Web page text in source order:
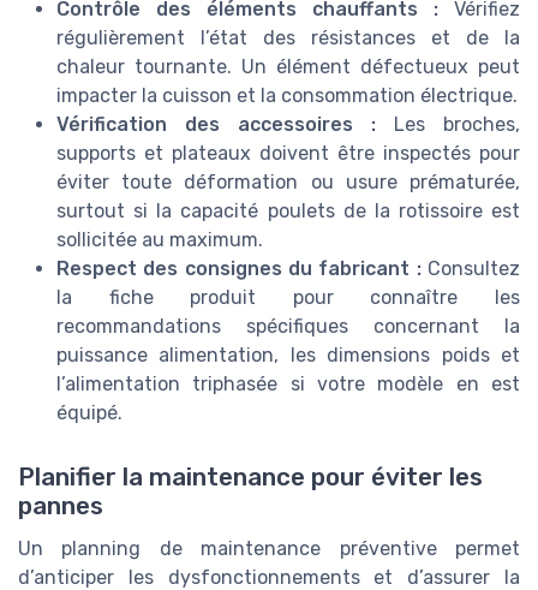
Contrôle des éléments chauffants : Vérifiez
régulièrement l’état des résistances et de la
chaleur tournante. Un élément défectueux peut
impacter la cuisson et la consommation électrique.
Vérification des accessoires : Les broches,
supports et plateaux doivent être inspectés pour
éviter toute déformation ou usure prématurée,
surtout si la capacité poulets de la rotissoire est
sollicitée au maximum.
Respect des consignes du fabricant :Consultez
la fiche produit pour connaître les
recommandations spécifiques concernant la
puissance alimentation, les dimensions poids et
l’alimentation triphasée si votre modèle en est
équipé.
Planifier la maintenance pour éviter les
pannes
Un planning de maintenance préventive permet
d’anticiper les dysfonctionnements et d’assurer la